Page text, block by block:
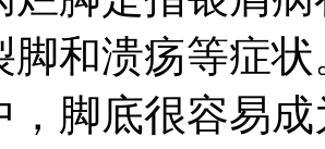
脚和溃疡等症
，脚底很容易